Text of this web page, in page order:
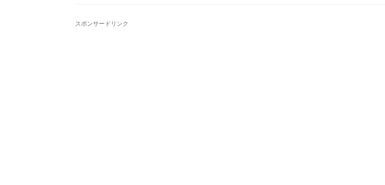
スポンサードリンク